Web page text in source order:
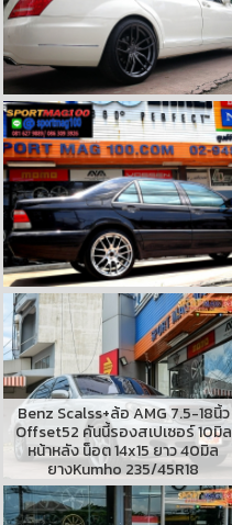
Benz Scalss+ล้อ AMG 7.5-18นิ้ว
Offset52 คันนี้รองสเปเซอร์ 10มิล
หน้าหลัง น็อต 14x15 ยาว 40มิล
ยางKumho 235/45R18